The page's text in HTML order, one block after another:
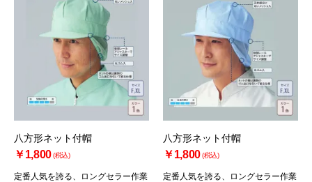
八方形ネット付帽
￥1,800(税込)
定番人気を誇る、ロングセラー作業
八方形ネット付帽
￥1,800(税込)
定番人気を誇る、ロングセラー作業